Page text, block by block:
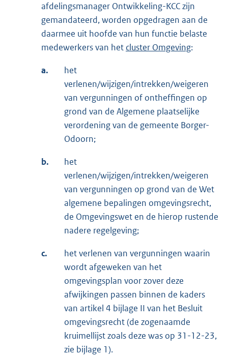
afdelingsmanager Ontwikkeling-KCC zijn
gemandateerd, worden opgedragen aan de
daarmee uit hoofde van hun functie belaste
medewerkers van het cluster Omgeving:
a.
het
verlenen/wijzigen/intrekken/weigeren
van vergunningen of ontheffingen op
grond van de Algemene plaatselijke
verordening van de gemeente Borger-
Odoorn;
b.
het
verlenen/wijzigen/intrekken/weigeren
van vergunningen op grond van de Wet
algemene bepalingen omgevingsrecht,
de Omgevingswet en de hierop rustende
nadere regelgeving;
c.
het verlenen van vergunningen waarin
wordt afgeweken van het
omgevingsplan voor zover deze
afwijkingen passen binnen de kaders
van artikel 4 bijlage II van het Besluit
omgevingsrecht (de zogenaamde
kruimellijst zoals deze was op 31-12-23,
zie bijlage 1).